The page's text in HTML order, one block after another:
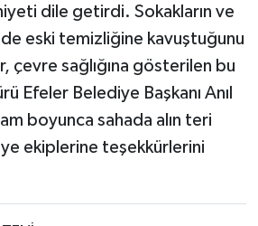
dile getirdi. Sokakların ve
eski temizliğine kavuştuğunu
çevre sağlığına gösterilen bu
Efeler Belediye Başkanı Anıl
boyunca sahada alın teri
ekiplerine teşekkürlerini